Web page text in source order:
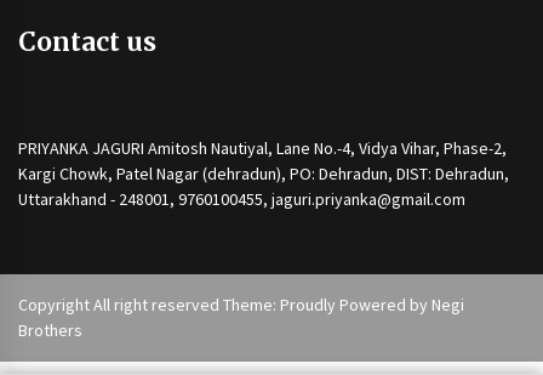
Contact us
PRIYANKA JAGURI Amitosh Nautiyal, Lane No.-4, Vidya Vihar, Phase-2,
Kargi Chowk, Patel Nagar (dehradun), PO: Dehradun, DIST: Dehradun,
Uttarakhand - 248001, 9760100455, jaguri.priyanka@gmail.com
Copyright All right reserved Theme: Proudly Powered by Negi
Brothers